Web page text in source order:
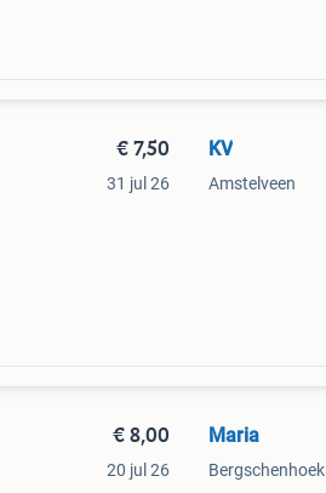
€ 7,50
31 jul 26
KV
Amstelveen
€ 8,00
20 jul 26
Maria
Bergschenhoek